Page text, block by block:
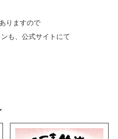
りますので
も、公式サイトにて